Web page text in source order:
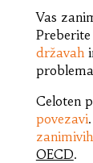
Vas
državah
Celoten
povezavi
OECD.